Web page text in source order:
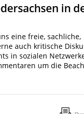
in
eine freie, sachliche,
auch kritische
in sozialen
um die